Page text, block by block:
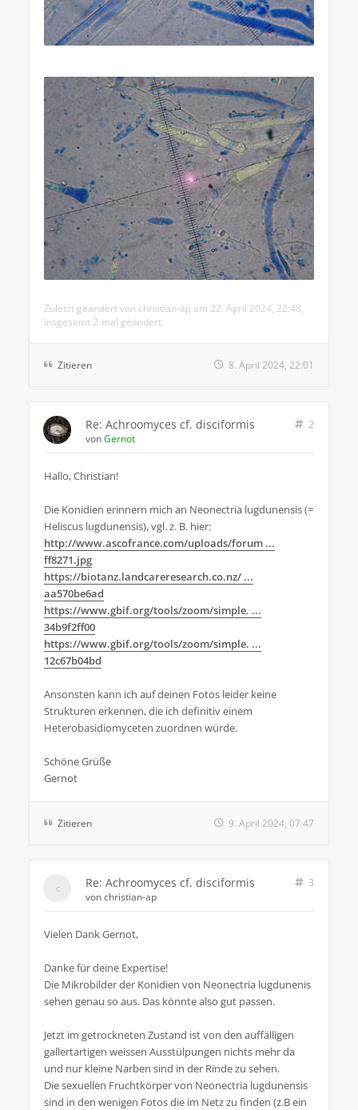
Zuletzt geändert von christian-ap am 22. April 2024, 22:48,
insgesamt 2-mal geändert.
Zitieren 8. April 2024, 22:01
Re: Achroomyces cf. disciformis
2
vonGernot
Hallo, Christian!
Die Konidien erinnern mich an Neonectria lugdunensis (=
Heliscus lugdunensis), vgl. z. B. hier:
http://www.ascofrance.com/uploads/forum ...
ff8271.jpg
https://biotanz.landcareresearch.co.nz/ ...
aa570be6ad
https://www.gbif.org/tools/zoom/simple. ...
34b9f2ff00
https://www.gbif.org/tools/zoom/simple. ...
12c67b04bd
Ansonsten kann ich auf deinen Fotos leider keine
Strukturen erkennen, die ich definitiv einem
Heterobasidiomyceten zuordnen würde.
Schöne Grüße
Gernot
Zitieren 9. April 2024, 07:47
Re: Achroomyces cf. disciformis
3
vonchristian-ap
Vielen Dank Gernot,
Danke für deine Expertise!
Die Mikrobilder der Konidien von Neonectria lugdunenis
sehen genau so aus. Das könnte also gut passen.
Jetzt im getrockneten Zustand ist von den auffälligen
gallertartigen weissen Ausstülpungen nichts mehr da
und nur kleine Narben sind in der Rinde zu sehen.
Die sexuellen Fruchtkörper von Neonectria lugdunensis
sind in den wenigen Fotos die im Netz zu finden (z.B ein